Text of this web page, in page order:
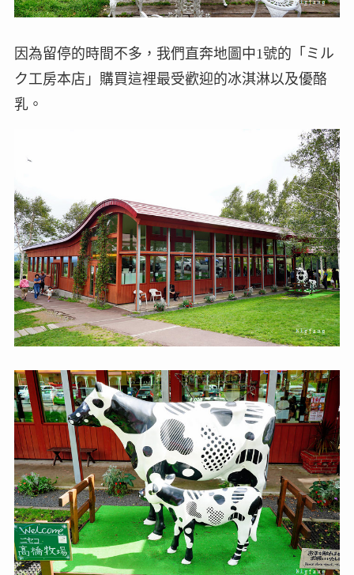
因為留停的時間不多，我們直奔地圖中1號的「ミル
ク工房本店」購買這裡最受歡迎的冰淇淋以及優酪
乳。